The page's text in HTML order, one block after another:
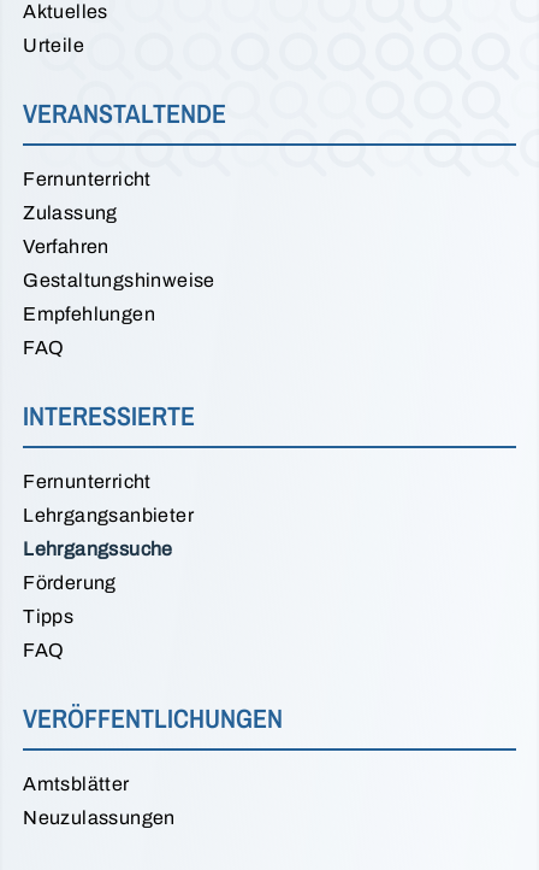
Aktuelles
Urteile
VERANSTALTENDE
Fernunterricht
Zulassung
Verfahren
Gestaltungshinweise
Empfehlungen
FAQ
INTERESSIERTE
Fernunterricht
Lehrgangsanbieter
Lehrgangssuche
Förderung
Tipps
FAQ
VERÖFFENTLICHUNGEN
Amtsblätter
Neuzulassungen